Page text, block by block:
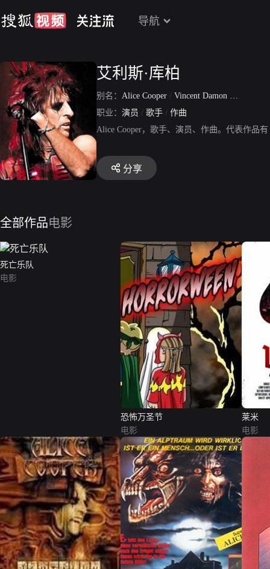
导航
艾利斯·库柏
别名： Alice Cooper / Vincent Damon Furnier
职业： 演员 / 歌手 / 作曲
Alice Cooper，歌手、演员、作曲。代表作品
分享
全部作品电影
死亡乐队
电影
恐怖万圣节
电影
莱米
电影